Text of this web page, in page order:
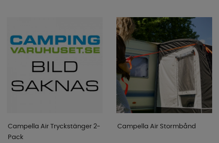
Campella Air Tryckstänger 2-
Pack
Campella Air Stormbånd